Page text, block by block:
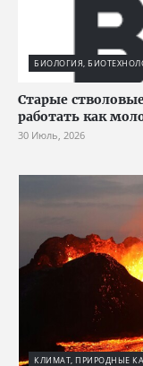
БИОЛОГИЯ,
Старые
работать как
30 Июль, 2026
КЛИМАТ, ПРИРОДНЫЕ